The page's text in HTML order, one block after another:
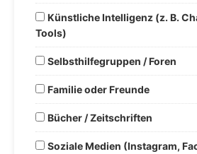
Künstliche Intelligenz (z. B.
Tools)
Selbsthilfegruppen / Foren
Familie oder Freunde
Bücher / Zeitschriften
Soziale Medien (Instagram,